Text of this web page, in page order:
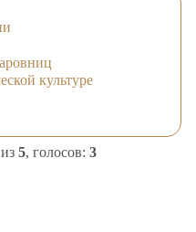
культуре
из 5, голосов: 3